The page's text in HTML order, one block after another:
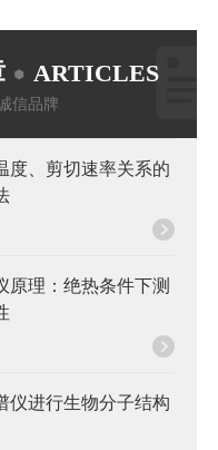
ARTICLES
信品牌
度、剪切速率关系的
原理：绝热条件下测
仪进行生物分子结构